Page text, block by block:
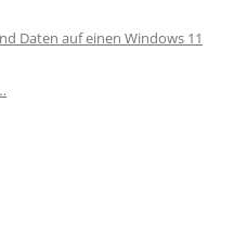
Daten auf einen Windows 11